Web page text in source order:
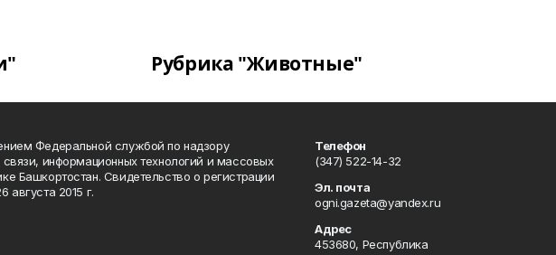
Рубрика "Животные"
Федеральной службой по надзору
информационных технологий и массовых
Башкортостан. Свидетельство о регистрации
2015 г.
Телефон
(347) 522-14-32
Эл. почта
ogni.gazeta@yandex.ru
Адрес
453680, Республика